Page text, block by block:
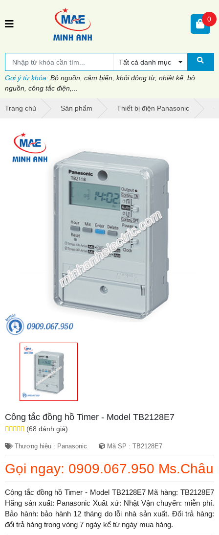
Tất cả danh mục
Gợi ý từ khóa: Bộ nguồn, cảm biến, khởi động từ, nhiệt kế, bộ
nguồn, công tắc điện,...
0
Trang chủ Sản phẩm Thiết bị điện Panasonic
Công tắc đồng hồ Timer - Model TB2128E7
(68 đánh giá)
Thương hiệu : Panasonic Mã SP : TB2128E7
Gọi ngay: 0909.067.950 Ms.Châu
Công tắc đồng hồ Timer - Model TB2128E7 Mã hàng: TB2128E7
Hãng sản xuất: Panasonic Xuất xứ: Nhật Vận chuyển: miễn phí.
Bảo hành: bảo hành 12 tháng do lỗi nhà sản xuất. Đổi trả hàng:
đổi trả hàng trong vòng 7 ngày kể từ ngày mua hàng.